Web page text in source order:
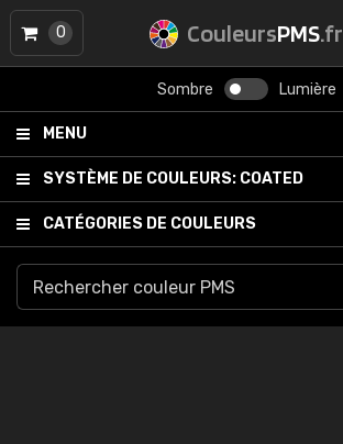
CouleursPMS.fr
Sombre Lumière
MENU
SYSTÈME DE COULEURS: COATED
CATÉGORIES DE COULEURS
0